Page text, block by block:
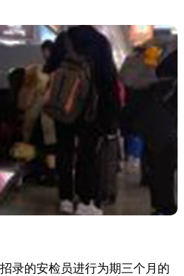
的安检员进行为期三个月的